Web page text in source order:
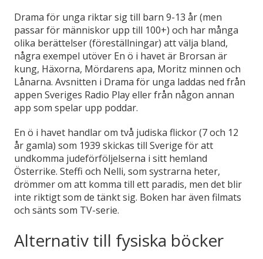
Drama för unga riktar sig till barn 9-13 år (men
passar för människor upp till 100+) och har många
olika berättelser (föreställningar) att välja bland,
några exempel utöver En ö i havet är Brorsan är
kung, Häxorna, Mördarens apa, Moritz minnen och
Lånarna. Avsnitten i Drama för unga laddas ned från
appen Sveriges Radio Play eller från någon annan
app som spelar upp poddar.
En ö i havet handlar om två judiska flickor (7 och 12
år gamla) som 1939 skickas till Sverige för att
undkomma judeförföljelserna i sitt hemland
Österrike. Steffi och Nelli, som systrarna heter,
drömmer om att komma till ett paradis, men det blir
inte riktigt som de tänkt sig. Boken har även filmats
och sänts som TV-serie.
Alternativ till fysiska böcker